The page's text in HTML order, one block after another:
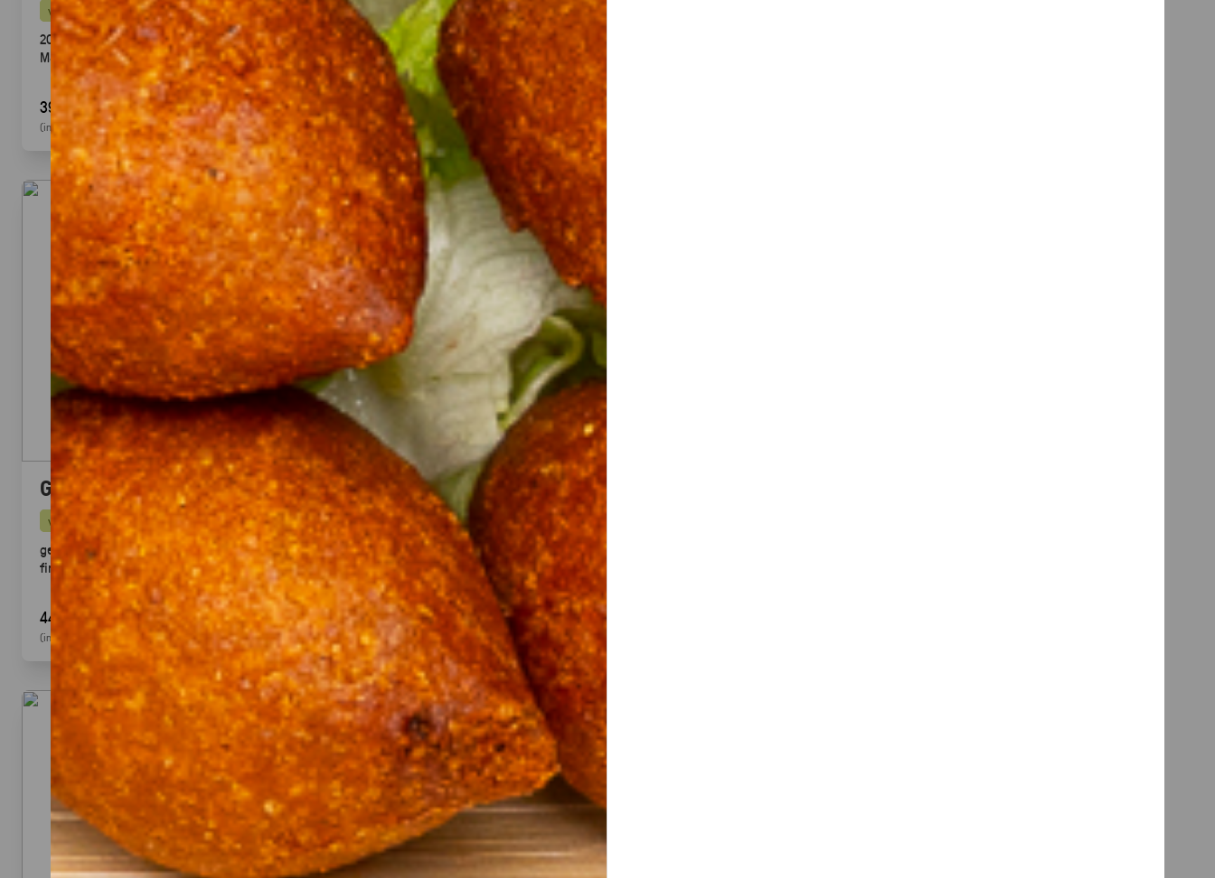
vegetarisch
20 knusprige Halloumi Sticks im Fadenteig mit Honig
Mascarpone Dip
39,90 €
(inkl. MwSt.)
vegetarisch
knusprige Halloumi Fries mit Basilikum Pesto ·
Fingerfood,Mezze & Dips
ab 32,40 € für 20Stück
(inkl. MwSt.)
Gegrillte Halloumi Veggie (24 Stück)
vegetarisch
gegrillter Halloumi mit mediterranem Gemüse ·
fingerfood
44,90 €
(inkl. MwSt.)
Asiatische Brokkoli Platte
vegan
gegrillter Brokkoli und Champignons in asiatischer
Marinade mit Sesam und Ingwer.
34,90 € für 1Platten
(inkl. MwSt.)